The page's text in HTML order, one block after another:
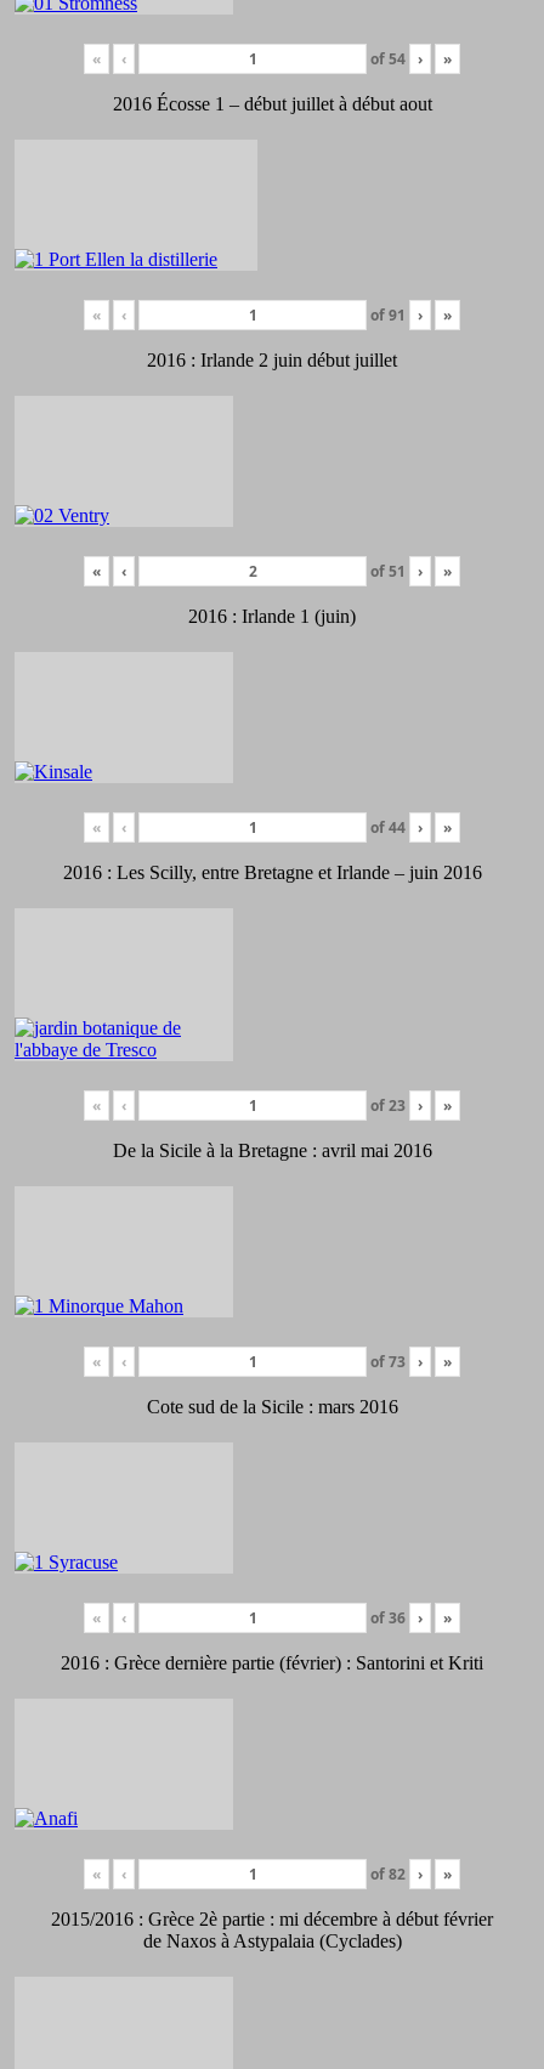
« ‹ of54 › »
2016 Écosse 1 – début juillet à début aout
« ‹ of91 › »
2016 : Irlande 2 juin début juillet
« ‹ of51 › »
2016 : Irlande 1 (juin)
« ‹ of44 › »
2016 : Les Scilly, entre Bretagne et Irlande – juin 2016
« ‹ of23 › »
De la Sicile à la Bretagne : avril mai 2016
« ‹ of73 › »
Cote sud de la Sicile : mars 2016
« ‹ of36 › »
2016 : Grèce dernière partie (février) : Santorini et Kriti
« ‹ of82 › »
2015/2016 : Grèce 2è partie : mi décembre à début février
de Naxos à Astypalaia (Cyclades)